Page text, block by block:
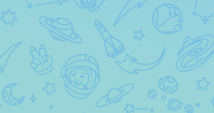
#Вечныйогонь